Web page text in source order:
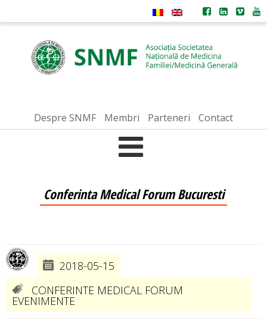
Despre SNMF Membri Parteneri Contact
Conferinta Medical Forum Bucuresti
2018-05-15
CONFERINTE MEDICAL FORUM
EVENIMENTE